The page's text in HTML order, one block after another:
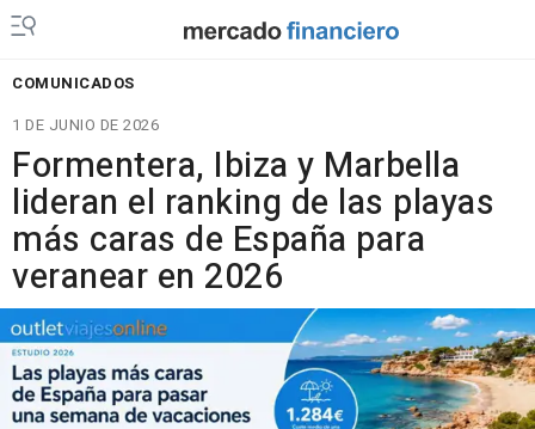
COMUNICADOS
1 DE JUNIO DE 2026
Formentera, Ibiza y Marbella
lideran el ranking de las playas
más caras de España para
veranear en 2026